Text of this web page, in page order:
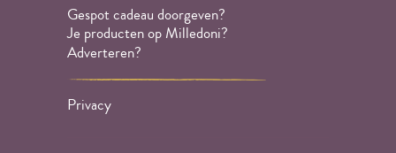
Gespot cadeau doorgeven?
Je producten op Milledoni?
Adverteren?
Privacy